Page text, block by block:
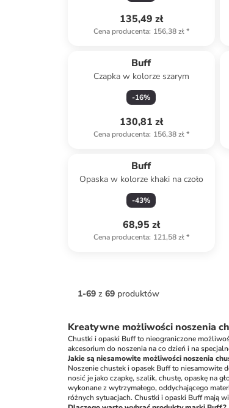
135,49 zł
Cena producenta: 156,38 zł*
Buff
Czapka w kolorze szarym
-16%
130,81 zł
Cena producenta: 156,38 zł*
Buff
Opaska w kolorze khaki na czoło
-43%
68,95 zł
Cena producenta: 121,58 zł*
1-69 z 69 produktów
Kreatywne możliwości noszenia
Chustki i opaski Buff to nieograniczone
akcesorium do noszenia na co dzień i na
Jakie są niesamowite możliwości noszenia
Noszenie chustek i opasek Buff to niesamowite
nosić je jako czapkę, szalik, chustę, opaskę na
wykonane z wytrzymałego, oddychającego
różnych sytuacjach. Chustki i opaski Buff mają